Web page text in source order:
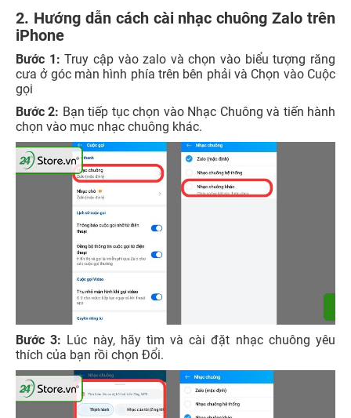
2. Hướng dẫn cách cài nhạc chuông Zalo trên
iPhone
Bước 1:Truy cập vào zalo và chọn vào biểu tượng răng
cưa ở góc màn hình phía trên bên phải và Chọn vào Cuộc
gọi
Bước 2: Bạn tiếp tục chọn vào Nhạc Chuông và tiến hành
chọn vào mục nhạc chuông khác.
Bước 3: Lúc này, hãy tìm và cài đặt nhạc chuông yêu
thích của bạn rồi chọn Đổi.